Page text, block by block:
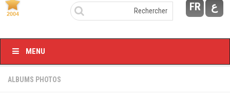
Ligue I – 2020/2021
Ligue I – 2019/2020
FR ع
MENU
ALBUMS PHOTOS